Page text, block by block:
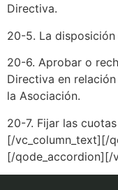
Directiva.
20-5. La disposición
20-6. Aprobar o
Directiva en
la Asociación.
20-7. Fijar las
[/vc_column_text][/
[/qode_accordion][/